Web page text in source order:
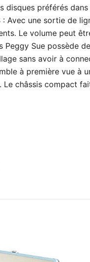
disques préférés
: Avec une sortie
Le volume peut
Peggy Sue possède
sans avoir à
à première vue
châssis compact